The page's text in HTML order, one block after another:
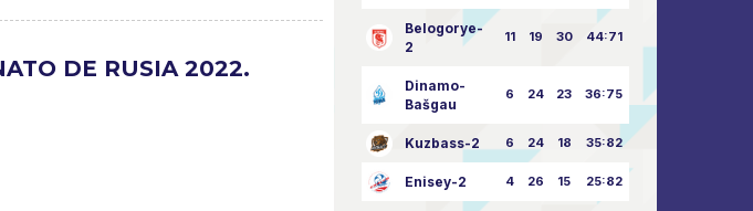
DE RUSIA 2022.
Belogorye-
2
11 19 30 44:71
Dinamo-
Bašgau
6 24 23 36:75
Kuzbass-2 6 24 18 35:82
Enisey-2 4 26 15 25:82